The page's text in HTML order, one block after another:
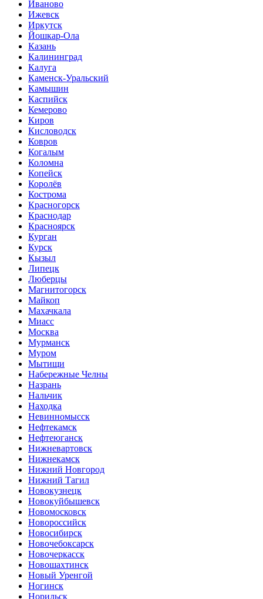
Иваново
Ижевск
Иркутск
Йошкар-Ола
Казань
Калининград
Калуга
Каменск-Уральский
Камышин
Каспийск
Кемерово
Киров
Кисловодск
Ковров
Когалым
Коломна
Копейск
Королёв
Кострома
Красногорск
Краснодар
Красноярск
Курган
Курск
Кызыл
Липецк
Люберцы
Магнитогорск
Майкоп
Махачкала
Миасс
Москва
Мурманск
Муром
Мытищи
Набережные Челны
Назрань
Нальчик
Находка
Невинномысск
Нефтекамск
Нефтеюганск
Нижневартовск
Нижнекамск
Нижний Новгород
Нижний Тагил
Новокузнецк
Новокуйбышевск
Новомосковск
Новороссийск
Новосибирск
Новочебоксарск
Новочеркасск
Новошахтинск
Новый Уренгой
Ногинск
Норильск